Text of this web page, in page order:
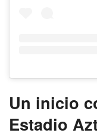
Un inicio
Estadio